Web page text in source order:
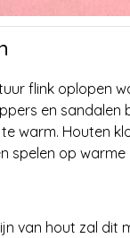
flink oplopen
en
warm. Houten
spelen op warme
van hout zal dit